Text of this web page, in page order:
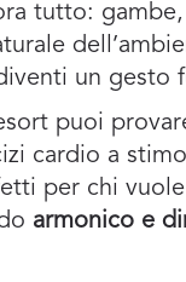
tutto:
un gesto
puoi
cardio a
per chi vuole
armonico e